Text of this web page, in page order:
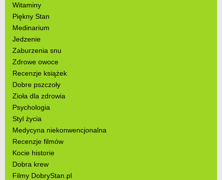
Witaminy
Piękny Stan
Medinarium
Jedzenie
Zaburzenia snu
Zdrowe owoce
Recenzje książek
Dobre pszczoły
Zioła dla zdrowia
Psychologia
Styl życia
Medycyna niekonwencjonalna
Recenzje filmów
Kocie historie
Dobra krew
Filmy DobryStan.pl